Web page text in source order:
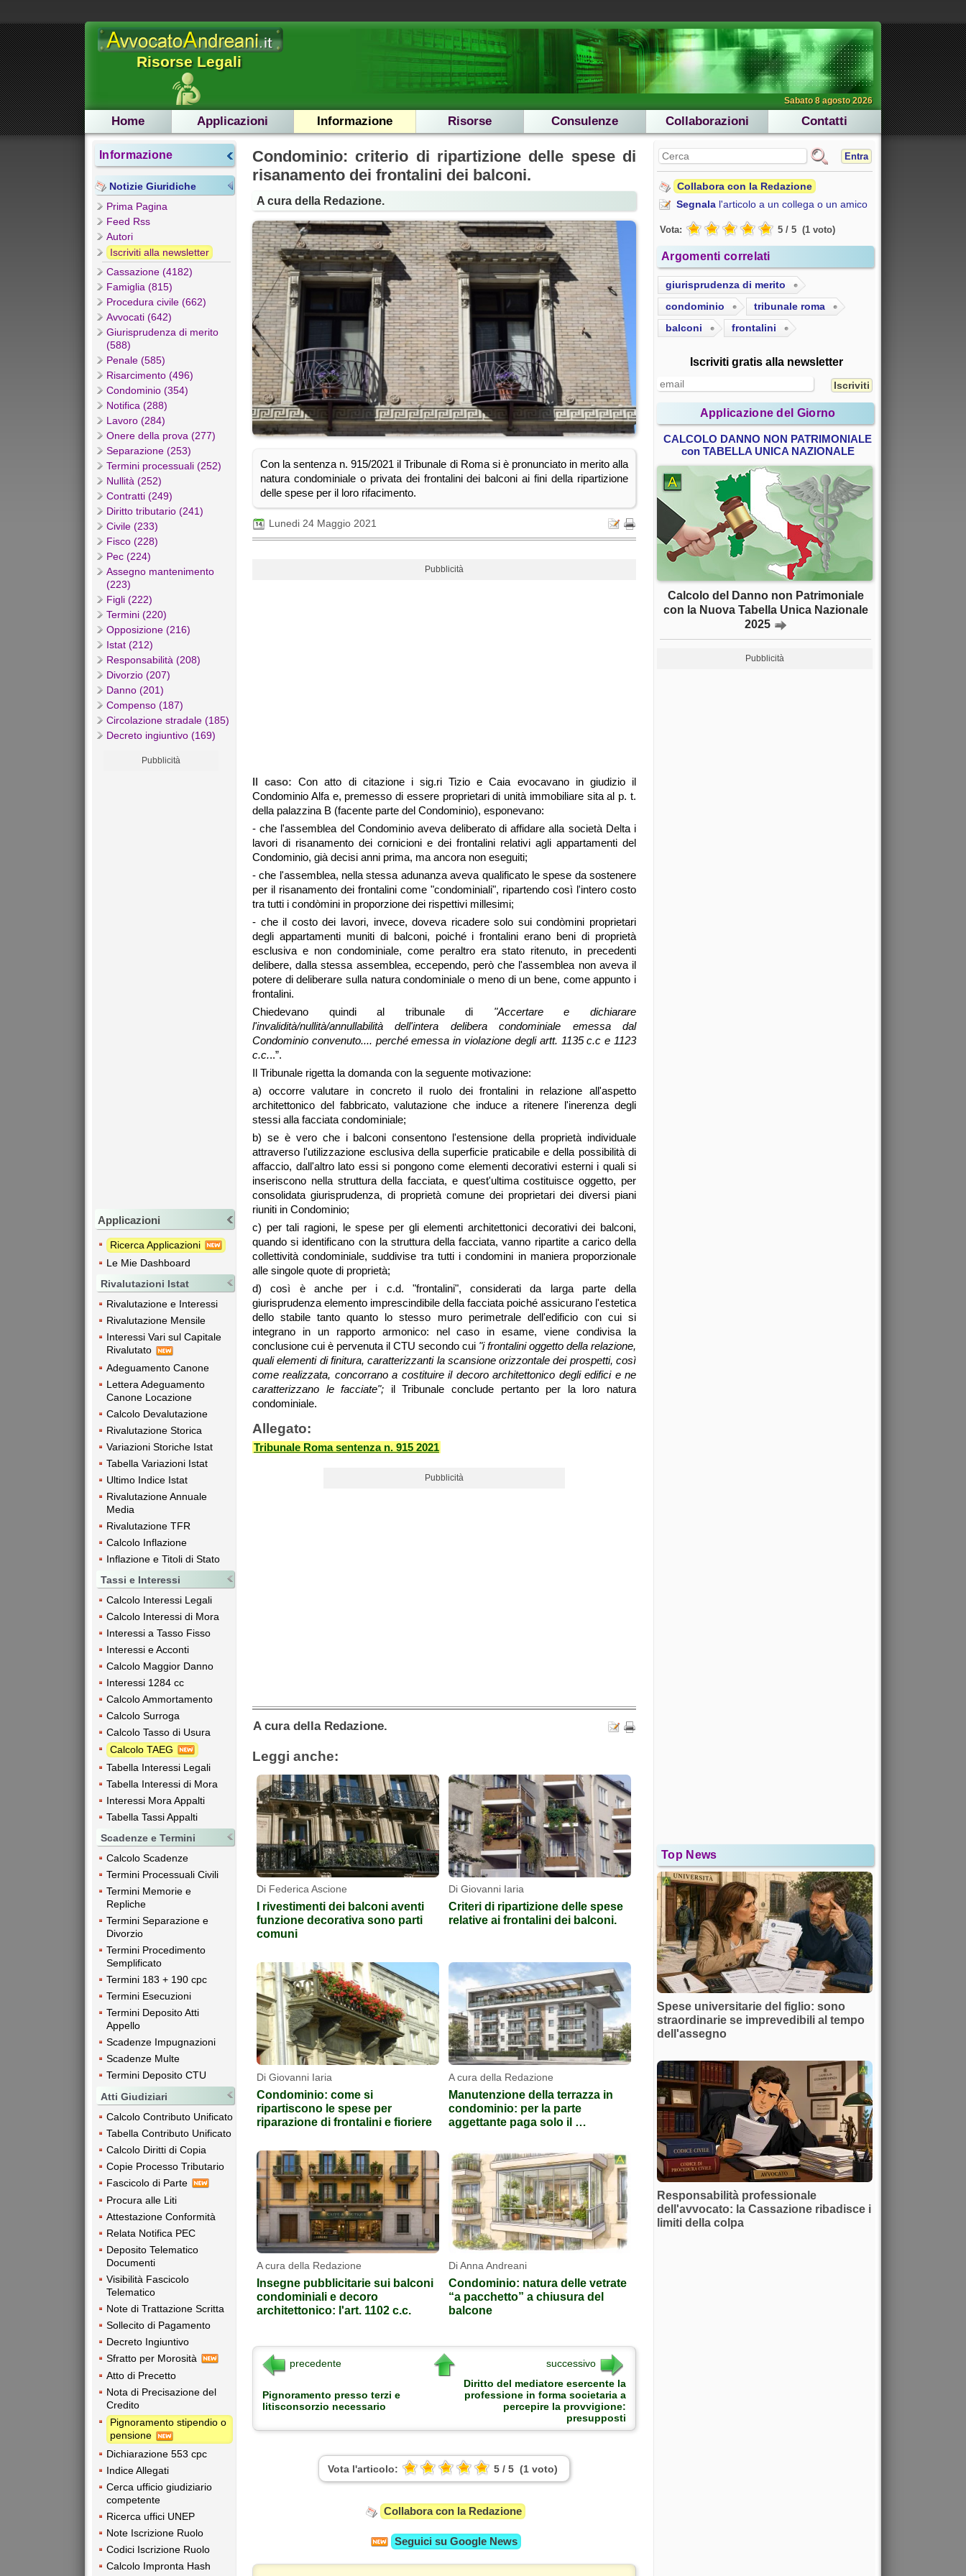
Risorse Legali
Sabato 8 agosto 2026
Home Applicazioni Informazione Risorse Consulenze Collaborazioni Contatti
Informazione
Notizie Giuridiche
Prima Pagina
Feed Rss
Autori
Iscriviti alla newsletter
Cassazione (4182)
Famiglia (815)
Procedura civile (662)
Avvocati (642)
Giurisprudenza di merito
(588)
Penale (585)
Risarcimento (496)
Condominio (354)
Notifica (288)
Lavoro (284)
Onere della prova (277)
Separazione (253)
Termini processuali (252)
Nullità (252)
Contratti (249)
Diritto tributario (241)
Civile (233)
Fisco (228)
Pec (224)
Assegno mantenimento
(223)
Figli (222)
Termini (220)
Opposizione (216)
Istat (212)
Responsabilità (208)
Divorzio (207)
Danno (201)
Compenso (187)
Circolazione stradale (185)
Decreto ingiuntivo (169)
Pubblicità
Applicazioni
Ricerca Applicazioni
Le Mie Dashboard
Rivalutazioni Istat
Rivalutazione e Interessi
Rivalutazione Mensile
Interessi Vari sul Capitale
Rivalutato
Adeguamento Canone
Lettera Adeguamento
Canone Locazione
Calcolo Devalutazione
Rivalutazione Storica
Variazioni Storiche Istat
Tabella Variazioni Istat
Ultimo Indice Istat
Rivalutazione Annuale
Media
Rivalutazione TFR
Calcolo Inflazione
Inflazione e Titoli di Stato
Tassi e Interessi
Calcolo Interessi Legali
Calcolo Interessi di Mora
Interessi a Tasso Fisso
Interessi e Acconti
Calcolo Maggior Danno
Interessi 1284 cc
Calcolo Ammortamento
Calcolo Surroga
Calcolo Tasso di Usura
Calcolo TAEG
Tabella Interessi Legali
Tabella Interessi di Mora
Interessi Mora Appalti
Tabella Tassi Appalti
Scadenze e Termini
Calcolo Scadenze
Termini Processuali Civili
Termini Memorie e
Repliche
Termini Separazione e
Divorzio
Termini Procedimento
Semplificato
Termini 183 + 190 cpc
Termini Esecuzioni
Termini Deposito Atti
Appello
Scadenze Impugnazioni
Scadenze Multe
Termini Deposito CTU
Atti Giudiziari
Calcolo Contributo Unificato
Tabella Contributo Unificato
Calcolo Diritti di Copia
Copie Processo Tributario
Fascicolo di Parte
Procura alle Liti
Attestazione Conformità
Relata Notifica PEC
Deposito Telematico
Documenti
Visibilità Fascicolo
Telematico
Note di Trattazione Scritta
Sollecito di Pagamento
Decreto Ingiuntivo
Sfratto per Morosità
Atto di Precetto
Nota di Precisazione del
Credito
Pignoramento stipendio o
pensione
Dichiarazione 553 cpc
Indice Allegati
Cerca ufficio giudiziario
competente
Ricerca uffici UNEP
Note Iscrizione Ruolo
Codici Iscrizione Ruolo
Calcolo Impronta Hash
Condominio: criterio di ripartizione delle spese di
risanamento dei frontalini dei balconi.
A cura della Redazione.
Con la sentenza n. 915/2021 il Tribunale di Roma si è pronunciato in merito alla
natura condominiale o privata dei frontalini dei balconi ai fini della ripartizione
delle spese per il loro rifacimento.
Lunedi 24 Maggio 2021
Pubblicità
Il caso:Con atto di citazione i sig.ri Tizio e Caia evocavano in giudizio il
Condominio Alfa e, premesso di essere proprietari di unità immobiliare sita al p. t.
della palazzina B (facente parte del Condominio), esponevano:
- che l'assemblea del Condominio aveva deliberato di affidare alla società Delta i
lavori di risanamento dei cornicioni e dei frontalini relativi agli appartamenti del
Condominio, già decisi anni prima, ma ancora non eseguiti;
- che l'assemblea, nella stessa adunanza aveva qualificato le spese da sostenere
per il risanamento dei frontalini come "condominiali", ripartendo così l'intero costo
tra tutti i condòmini in proporzione dei rispettivi millesimi;
- che il costo dei lavori, invece, doveva ricadere solo sui condòmini proprietari
degli appartamenti muniti di balconi, poiché i frontalini erano beni di proprietà
esclusiva e non condominiale, come peraltro era stato ritenuto, in precedenti
delibere, dalla stessa assemblea, eccependo, però che l'assemblea non aveva il
potere di deliberare sulla natura condominiale o meno di un bene, come appunto i
frontalini.
Chiedevano quindi al tribunale di "Accertare e dichiarare
l'invalidità/nullità/annullabilità dell'intera delibera condominiale emessa dal
Condominio convenuto.... perché emessa in violazione degli artt. 1135 c.c e 1123
c.c...”.
Il Tribunale rigetta la domanda con la seguente motivazione:
a) occorre valutare in concreto il ruolo dei frontalini in relazione all'aspetto
architettonico del fabbricato, valutazione che induce a ritenere l'inerenza degli
stessi alla facciata condominiale;
b) se è vero che i balconi consentono l'estensione della proprietà individuale
attraverso l'utilizzazione esclusiva della superficie praticabile e della possibilità di
affaccio, dall'altro lato essi si pongono come elementi decorativi esterni i quali si
inseriscono nella struttura della facciata, e quest'ultima costituisce oggetto, per
consolidata giurisprudenza, di proprietà comune dei proprietari dei diversi piani
riuniti in Condominio;
c) per tali ragioni, le spese per gli elementi architettonici decorativi dei balconi,
quando si identificano con la struttura della facciata, vanno ripartite a carico della
collettività condominiale, suddivise tra tutti i condomini in maniera proporzionale
alle singole quote di proprietà;
d) così è anche per i c.d. "frontalini", considerati da larga parte della
giurisprudenza elemento imprescindibile della facciata poiché assicurano l'estetica
dello stabile tanto quanto lo stesso muro perimetrale dell'edificio con cui si
integrano in un rapporto armonico: nel caso in esame, viene condivisa la
conclusione cui è pervenuta il CTU secondo cui "i frontalini oggetto della relazione,
quali elementi di finitura, caratterizzanti la scansione orizzontale dei prospetti, così
come realizzata, concorrano a costituire il decoro architettonico degli edifici e ne
caratterizzano le facciate"; il Tribunale conclude pertanto per la loro natura
condominiale.
Allegato:
Tribunale Roma sentenza n. 915 2021
Pubblicità
A cura della Redazione.
Leggi anche:
Di Federica Ascione
I rivestimenti dei balconi aventi
funzione decorativa sono parti
comuni
Di Giovanni Iaria
Criteri di ripartizione delle spese
relative ai frontalini dei balconi.
Di Giovanni Iaria
Condominio: come si
ripartiscono le spese per
riparazione di frontalini e fioriere
A cura della Redazione
Manutenzione della terrazza in
condominio: per la parte
aggettante paga solo il …
A cura della Redazione
Insegne pubblicitarie sui balconi
condominiali e decoro
architettonico: l'art. 1102 c.c.
Di Anna Andreani
Condominio: natura delle vetrate
“a pacchetto” a chiusura del
balcone
precedente successivo
Pignoramento presso terzi e
litisconsorzio necessario
Diritto del mediatore esercente la
professione in forma societaria a
percepire la provvigione:
presupposti
Vota l'articolo: 5 / 5 (1 voto)
Collabora con la Redazione
Seguici su Google News
Entra
Collabora con la Redazione
Segnala l'articolo a un collega o un amico
Vota: 5 / 5 (1 voto)
Argomenti correlati
giurisprudenza di merito
condominio
tribunale roma
balconi
frontalini
Iscriviti gratis alla newsletter
Applicazione del Giorno
CALCOLO DANNO NON PATRIMONIALE
con TABELLA UNICA NAZIONALE
Calcolo del Danno non Patrimoniale
con la Nuova Tabella Unica Nazionale
2025
Pubblicità
Top News
Spese universitarie del figlio: sono
straordinarie se imprevedibili al tempo
dell'assegno
Responsabilità professionale
dell'avvocato: la Cassazione ribadisce i
limiti della colpa